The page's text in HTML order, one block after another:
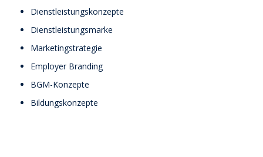
Dienstleistungskonzepte
Dienstleistungsmarke
Marketingstrategie
Employer Branding
BGM-Konzepte
Bildungskonzepte